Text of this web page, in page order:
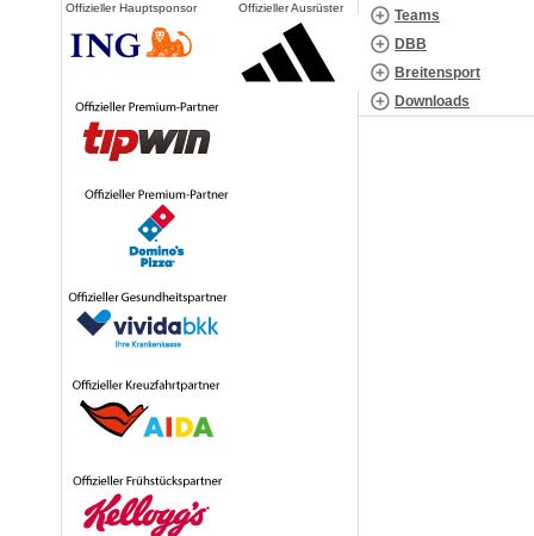
Offizieller Hauptsponsor Offizieller Ausrüster
Teams
DBB
Breitensport
Downloads